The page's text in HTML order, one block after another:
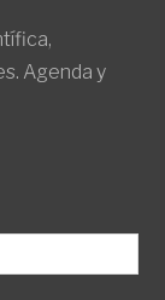
Agenda y